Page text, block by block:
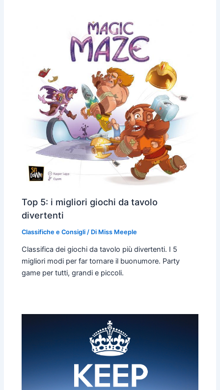
Top 5: i migliori giochi da tavolo
divertenti
Classifiche e Consigli / Di Miss Meeple
Classifica dei giochi da tavolo più divertenti. I 5
migliori modi per far tornare il buonumore. Party
game per tutti, grandi e piccoli.